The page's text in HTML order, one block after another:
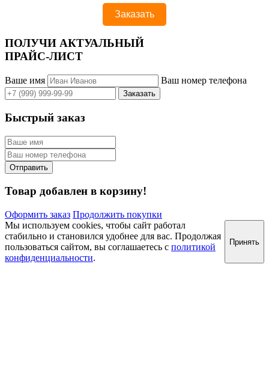
ПОЛУЧИ АКТУАЛЬНЫЙ
ПРАЙС-ЛИСТ
Ваше имя Ваш номер телефона
Быстрый заказ
Товар добавлен в корзину!
Оформить заказ Продолжить покупки
Мы используем cookies, чтобы сайт работал
стабильно и становился удобнее для вас. Продолжая
пользоваться сайтом, вы соглашаетесь с политикой
конфиденциальности.
Принять